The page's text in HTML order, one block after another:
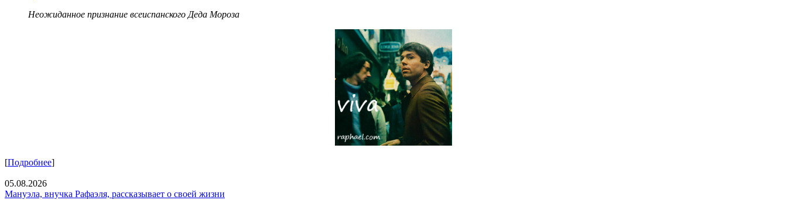
Неожиданное признание всеиспанского Деда Мороза
[Подробнее]
05.08.2026
Мануэла, внучка Рафаэля, рассказывает о своей жизни